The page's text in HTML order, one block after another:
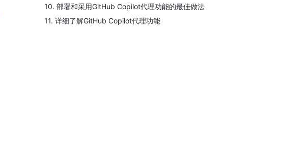
10. 部署和采用GitHub Copilot代理功能的最佳做法
11. 详细了解GitHub Copilot代理功能